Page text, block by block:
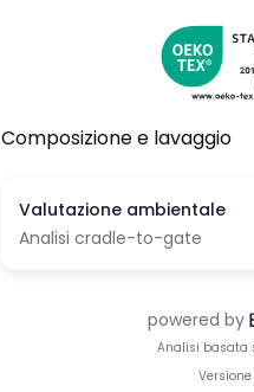
tuo piccolo potrà godersi
Indumento con protezione
Composizione e lavaggio